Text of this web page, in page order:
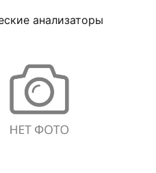
анализаторы